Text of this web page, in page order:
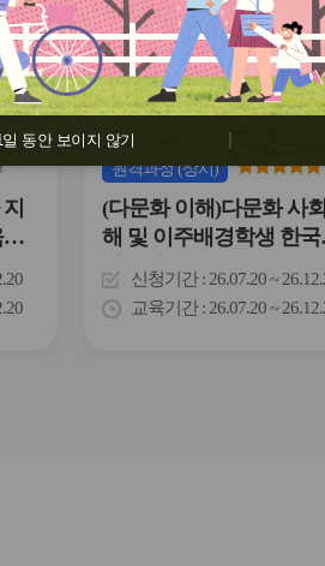
심
아
이
콘
의
원격과정(상시)
(다문화 이해)다문화 사회
해 및 이주배경학생 한국
지도법
신청기간 26.07.20 ~
교육기간 26.07.20 ~
일 동안 보이지 않기